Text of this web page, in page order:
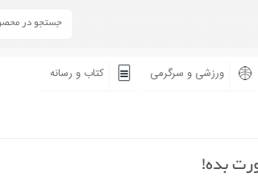
ورزشی و سرگرمی کتاب و رسانه
بده!